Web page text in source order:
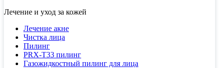
Лечение и уход за кожей
Лечение акне
Чистка лица
Пилинг
PRX-T33 пилинг
Газожидкостный пилинг для лица